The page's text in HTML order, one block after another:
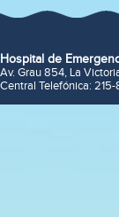
Hospital de
Av. Grau 854, La
Central Telefónica: